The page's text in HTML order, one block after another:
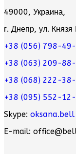
49000, Украина,
г. Днепр, ул.
+38 (056) 798-
+38 (063) 209-
+38 (068) 222-
+38 (095) 552-
Skype: oksana.bell
E-mail: